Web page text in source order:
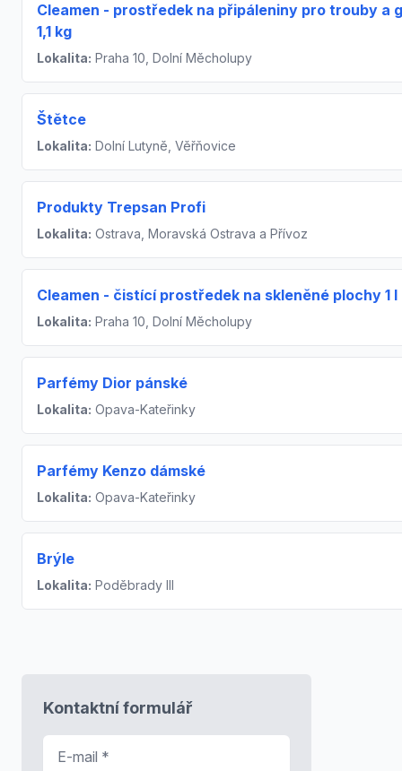
Cleamen - prostředek na připáleniny pro trouby a
1,1 kg
Lokalita: Praha 10, Dolní Měcholupy
Štětce
Lokalita: Dolní Lutyně, Věřňovice
Produkty Trepsan Profi
Lokalita: Ostrava, Moravská Ostrava a Přívoz
Cleamen - čistící prostředek na skleněné plochy 1 l
Lokalita: Praha 10, Dolní Měcholupy
Parfémy Dior pánské
Lokalita: Opava-Kateřinky
Parfémy Kenzo dámské
Lokalita: Opava-Kateřinky
Brýle
Lokalita: Poděbrady III
Kontaktní formulář